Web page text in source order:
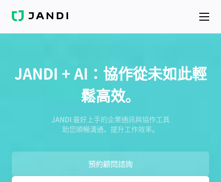
J
N
JANDI + AI：協作從未如此輕
鬆高效。
JANDI 最好上手的企業通訊與協作工具
助您順暢溝通、提升工作效率。
預約顧問諮詢